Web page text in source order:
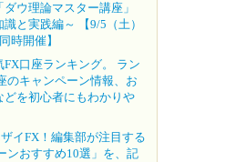
ウ理論マスター講座」
と実践編～ 【9/5（土）
時開催】
口座ランキング。 ラン
のキャンペーン情報、お
どを初心者にもわかりや
ザイFX！編集部が注目する
ンおすすめ10選」を、記